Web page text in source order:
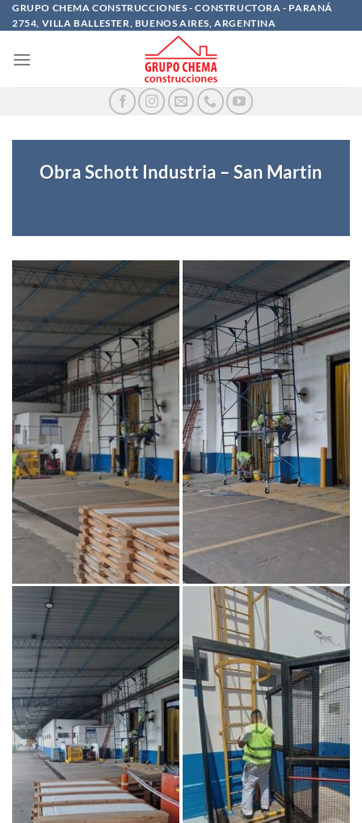
Saltar
al
GRUPO CHEMA CONSTRUCCIONES - CONSTRUCTORA - PARANÁ
2754, VILLA BALLESTER, BUENOS AIRES, ARGENTINA
Obra Schott Industria – San Martin